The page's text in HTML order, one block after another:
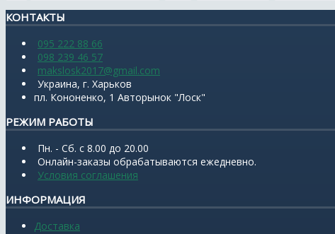
КОНТАКТЫ
095 222 88 66
098 239 46 57
makslosk2017@gmail.com
Украина, г. Харьков
пл. Кононенко, 1 Авторынок "Лоск"
РЕЖИМ РАБОТЫ
Пн. - Сб. с 8.00 до 20.00
Онлайн-заказы обрабатываются ежедневно.
Условия соглашения
ИНФОРМАЦИЯ
Доставка